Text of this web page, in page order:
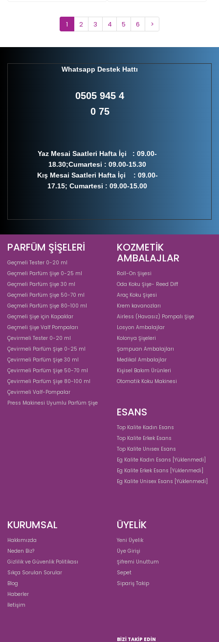
1 2 3 4 5 6 >
Whatsapp Destek Hattı
0505 945 4
0 75
Yaz Mesai Saatleri Hafta İçi : 09.00-
18.30;Cumartesi : 09.00-15.30
Kış Mesai Saatleri Hafta İçi : 09.00-
17.15; Cumartesi : 09.00-15.00
PARFÜM ŞİŞELERİ
Geçmeli Tester 0-20 ml
Geçmeli Parfüm Şişe 0-25 ml
Geçmeli Parfüm Şişe 30 ml
Geçmeli Parfüm Şişe 50-70 ml
Geçmeli Parfüm Şişe 80-100 ml
Geçmeli Şişe için Kapaklar
Geçmeli Şişe Valf Pompaları
Çevirmeli Tester 0-20 ml
Çevirmeli Parfüm Şişe 0-25 ml
Çevirmeli Parfüm Şişe 30 ml
Çevirmeli Parfüm Şişe 50-70 ml
Çevirmeli Parfüm Şişe 80-100 ml
Çevirmeli Valf-Pompalar
Press Makinesi Uyumlu Parfüm Şişe
KOZMETİK
AMBALAJLAR
Roll-On Şişesi
Oda Koku Şişe- Reed Diff
Araç Koku Şişesi
Krem kavanozları
Airless (Havasız) Pompalı Şişe
Losyon Ambalajlar
Kolonya Şişeleri
Şampuan Ambalajları
Medikal Ambalajlar
Kişisel Bakım Ürünleri
Otomatik Koku Makinesi
ESANS
Top Kalite Kadın Esans
Top Kalite Erkek Esans
Top Kalite Unısex Esans
Eg Kalite Kadın Esans [Yüklenmedi]
Eg Kalite Erkek Esans [Yüklenmedi]
Eg Kalite Unisex Esans [Yüklenmedi]
KURUMSAL
Hakkımızda
Neden Biz?
Gizlilik ve Güvenlik Politikası
Sıkça Sorulan Sorular
Blog
Haberler
İletişim
ÜYELİK
Yeni Üyelik
Üye Girişi
Şifremi Unuttum
Sepet
Sipariş Takip
BIZI TAKIP EDIN